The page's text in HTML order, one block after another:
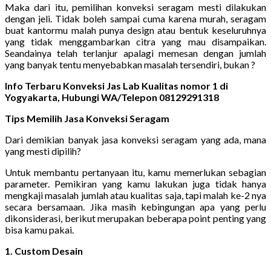
Maka dari itu, pemilihan konveksi seragam mesti dilakukan
dengan jeli. Tidak boleh sampai cuma karena murah, seragam
buat kantormu malah punya design atau bentuk keseluruhnya
yang tidak menggambarkan citra yang mau disampaikan.
Seandainya telah terlanjur apalagi memesan dengan jumlah
yang banyak tentu menyebabkan masalah tersendiri, bukan ?
Info Terbaru Konveksi Jas Lab Kualitas nomor 1 di
Yogyakarta, Hubungi WA/Telepon 08129291318
Tips Memilih Jasa Konveksi Seragam
Dari demikian banyak jasa konveksi seragam yang ada, mana
yang mesti dipilih?
Untuk membantu pertanyaan itu, kamu memerlukan sebagian
parameter. Pemikiran yang kamu lakukan juga tidak hanya
mengkaji masalah jumlah atau kualitas saja, tapi malah ke-2 nya
secara bersamaan. Jika masih kebingungan apa yang perlu
dikonsiderasi, berikut merupakan beberapa point penting yang
bisa kamu pakai.
1. Custom Desain